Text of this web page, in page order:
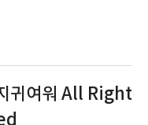
귀여워 All Right